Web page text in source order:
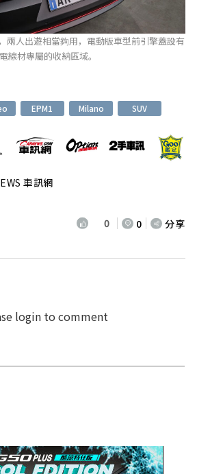
兩人出遊相當夠用，電動版車型前引擎蓋設有
線材專屬的收納區域。
EPM1 Milano SUV
車訊網
0 0 分享
login to comment